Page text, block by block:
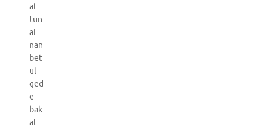
al
tun
ai
nan
bet
ul
ged
e
bak
al